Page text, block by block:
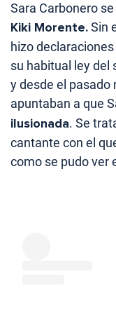
Sara Carbonero
Kiki Morente.Sin
hizo
su habitual ley del
y desde el pasado
apuntaban a que
ilusionada. Se
cantante con el
como se pudo ver